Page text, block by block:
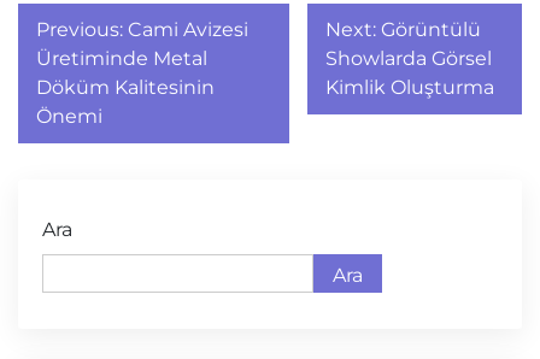
Yazı
gezinmesi
Previous: Cami Avizesi
Üretiminde Metal
Döküm Kalitesinin
Önemi
Next: Görüntülü
Showlarda Görsel
Kimlik Oluşturma
Ara
Ara